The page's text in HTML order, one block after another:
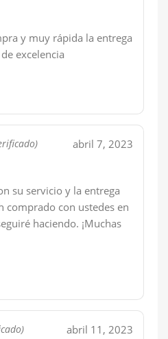
y muy rápida la entrega
excelencia
abril 7, 2023
su servicio y la entrega
comprado con ustedes en
haciendo. ¡Muchas
abril 11, 2023